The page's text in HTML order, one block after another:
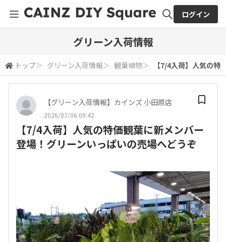
検索
ログイン
グリーン入荷情報
トップ＞ グリーン入荷情報＞ 観葉植物＞ 【7/4入荷】人気の
【グリーン入荷情報】カインズ 小田原店
2026/07/06 09:42
【7/4入荷】人気の特価観葉に新メンバー
登場！グリーンいっぱいの売場へどうぞ